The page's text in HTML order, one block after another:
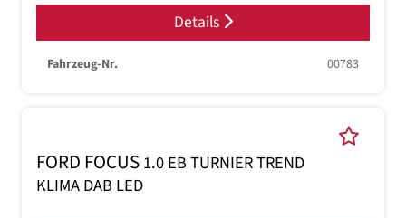
Details
Fahrzeug-Nr. 00783
FORD FOCUS1.0 EB TURNIER TREND
KLIMA DAB LED